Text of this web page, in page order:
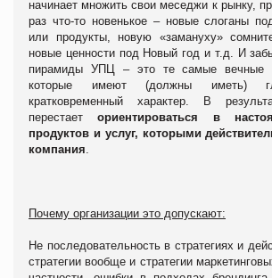
начинает множить свои меседжи к рынку,
раз что-то новенькое – новые слоганы
или продукты, новую «замануху»
новые ценности под Новый год и т.д. И
пирамиды УПЦ – это те самые вечные
которые имеют (должны иметь)
кратковременный характер. В
перестаеториентироваться в
продуктов и услуг, которыми
компания
Почему организации это допускают:
Не последовательность в стратегиях и
стратегии вообще и стратегии